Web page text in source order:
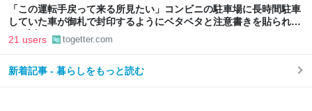
「この運転手戻って来る所見たい」コンビニの駐車場に長時間駐車
していた車が御札で封印するようにベタベタと注意書きを貼られて
いた話
21 users togetter.com
新着記事 - 暮らしをもっと読む